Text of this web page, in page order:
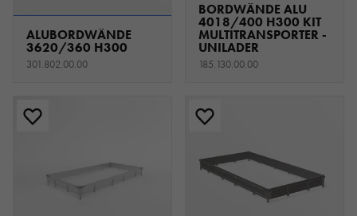
ALUBORDWÄNDE
3620/360 H300
301.802.00.00
BORDWÄNDE ALU
4018/400 H300 KIT
MULTITRANSPORTER -
UNILADER
185.130.00.00